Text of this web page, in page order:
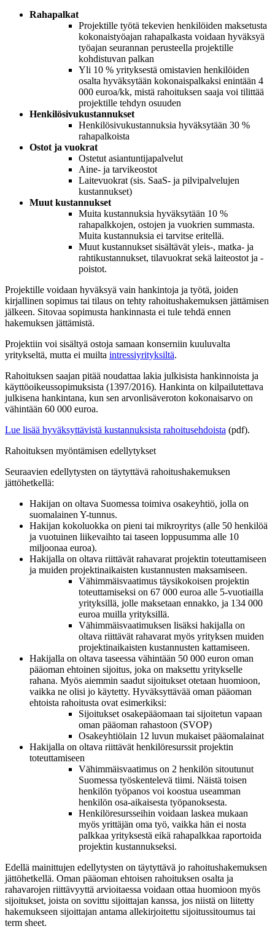
Rahapalkat
Projektille työtä tekevien henkilöiden maksetusta
kokonaistyöajan rahapalkasta voidaan hyväksyä
työajan seurannan perusteella projektille
kohdistuvan palkan
Yli 10 % yrityksestä omistavien henkilöiden
osalta hyväksytään kokonaispalkaksi enintään 4
000 euroa/kk, mistä rahoituksen saaja voi tilittää
projektille tehdyn osuuden
Henkilösivukustannukset
Henkilösivukustannuksia hyväksytään 30 %
rahapalkoista
Ostot ja vuokrat
Ostetut asiantuntijapalvelut
Aine- ja tarvikeostot
Laitevuokrat (sis. SaaS- ja pilvipalvelujen
kustannukset)
Muut kustannukset
Muita kustannuksia hyväksytään 10 %
rahapalkkojen, ostojen ja vuokrien summasta.
Muita kustannuksia ei tarvitse eritellä.
Muut kustannukset sisältävät yleis-, matka- ja
rahtikustannukset, tilavuokrat sekä laiteostot ja -
poistot.
Projektille voidaan hyväksyä vain hankintoja ja työtä, joiden
kirjallinen sopimus tai tilaus on tehty rahoitushakemuksen jättämisen
jälkeen. Sitovaa sopimusta hankinnasta ei tule tehdä ennen
hakemuksen jättämistä.
Projektiin voi sisältyä ostoja samaan konserniin kuuluvalta
yritykseltä, mutta ei muilta intressiyrityksiltä.
Rahoituksen saajan pitää noudattaa lakia julkisista hankinnoista ja
käyttöoikeussopimuksista (1397/2016). Hankinta on kilpailutettava
julkisena hankintana, kun sen arvonlisäveroton kokonaisarvo on
vähintään 60 000 euroa.
Lue lisää hyväksyttävistä kustannuksista rahoitusehdoista (pdf).
Rahoituksen myöntämisen edellytykset
Seuraavien edellytysten on täytyttävä rahoitushakemuksen
jättöhetkellä:
Hakijan on oltava Suomessa toimiva osakeyhtiö, jolla on
suomalainen Y-tunnus.
Hakijan kokoluokka on pieni tai mikroyritys (alle 50 henkilöä
ja vuotuinen liikevaihto tai taseen loppusumma alle 10
miljoonaa euroa).
Hakijalla on oltava riittävät rahavarat projektin toteuttamiseen
ja muiden projektinaikaisten kustannusten maksamiseen.
Vähimmäisvaatimus täysikokoisen projektin
toteuttamiseksi on 67 000 euroa alle 5-vuotiailla
yrityksillä, jolle maksetaan ennakko, ja 134 000
euroa muilla yrityksillä.
Vähimmäisvaatimuksen lisäksi hakijalla on
oltava riittävät rahavarat myös yrityksen muiden
projektinaikaisten kustannusten kattamiseen.
Hakijalla on oltava taseessa vähintään 50 000 euron oman
pääoman ehtoinen sijoitus, joka on maksettu yritykselle
rahana. Myös aiemmin saadut sijoitukset otetaan huomioon,
vaikka ne olisi jo käytetty. Hyväksyttävää oman pääoman
ehtoista rahoitusta ovat esimerkiksi:
Sijoitukset osakepääomaan tai sijoitetun vapaan
oman pääoman rahastoon (SVOP)
Osakeyhtiölain 12 luvun mukaiset pääomalainat
Hakijalla on oltava riittävät henkilöresurssit projektin
toteuttamiseen
Vähimmäisvaatimus on 2 henkilön sitoutunut
Suomessa työskentelevä tiimi. Näistä toisen
henkilön työpanos voi koostua useamman
henkilön osa-aikaisesta työpanoksesta.
Henkilöresursseihin voidaan laskea mukaan
myös yrittäjän oma työ, vaikka hän ei nosta
palkkaa yrityksestä eikä rahapalkkaa raportoida
projektin kustannukseksi.
Edellä mainittujen edellytysten on täytyttävä jo rahoitushakemuksen
jättöhetkellä. Oman pääoman ehtoisen rahoituksen osalta ja
rahavarojen riittävyyttä arvioitaessa voidaan ottaa huomioon myös
sijoitukset, joista on sovittu sijoittajan kanssa, jos niistä on liitetty
hakemukseen sijoittajan antama allekirjoitettu sijoitussitoumus tai
term sheet.